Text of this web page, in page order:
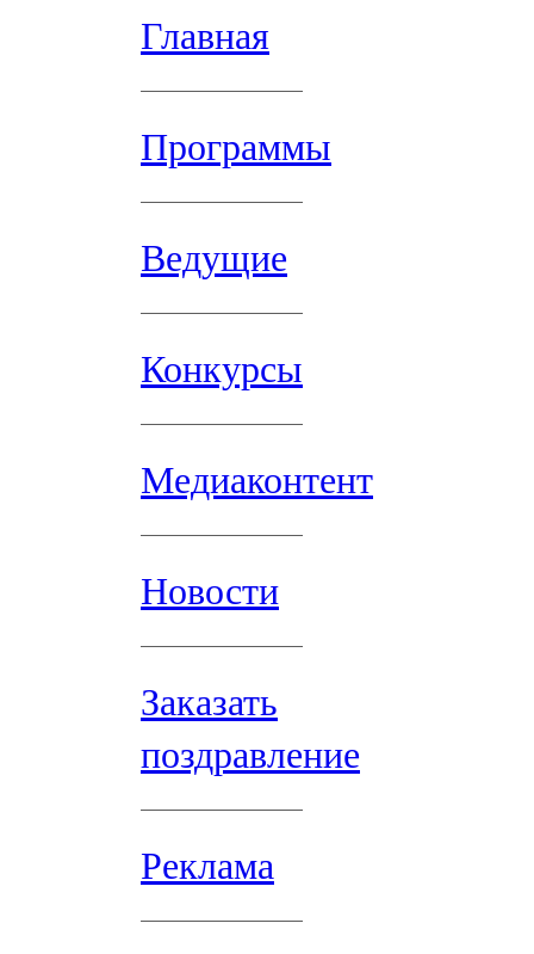
Главная
Программы
Ведущие
Конкурсы
Медиаконтент
Новости
Заказать
поздравление
Реклама